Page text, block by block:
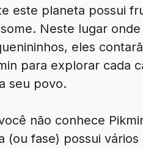
este planeta possui
Neste lugar
eles
para explorar cada
seu povo.
não conhece
(ou fase) possui